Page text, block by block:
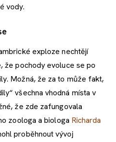
vody.
exploze nechtějí
že pochody evoluce se po
Možná, že za to může fakt,
všechna vhodná místa v
že zde zafungovala
zoologa a biologa Richarda
proběhnout vývoj